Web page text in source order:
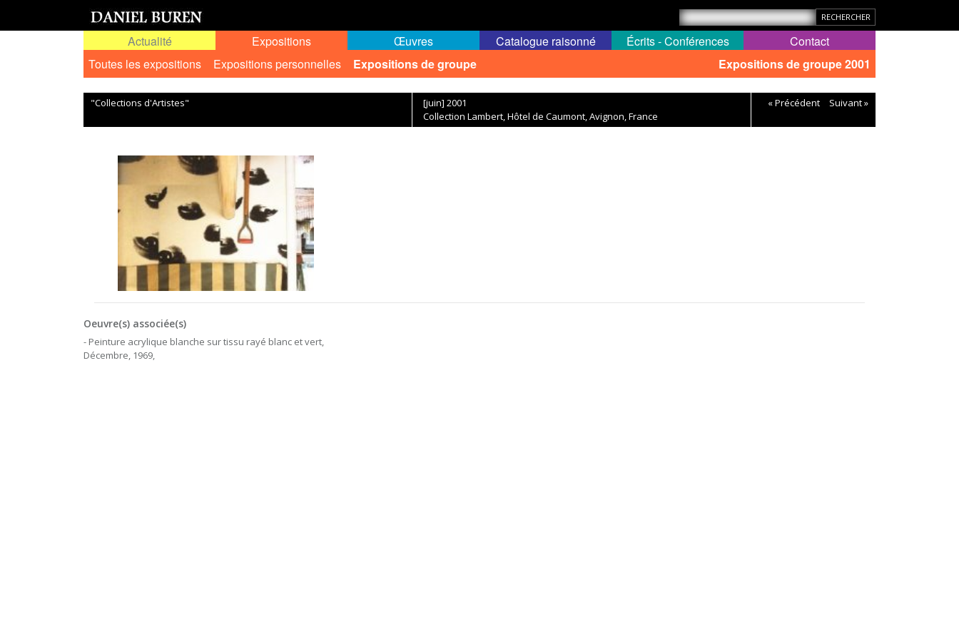
Actualité
Expositions
Toutes les expositions
Expositions personnelles Expositions de groupe Expositions de groupe 2001
Œuvres Catalogue raisonné Écrits - Conférences Contact
"Collections d'Artistes"
[juin] 2001
Collection Lambert, Hôtel de Caumont, Avignon, France
« Précédent Suivant »
Oeuvre(s) associée(s)
- Peinture acrylique blanche sur tissu rayé blanc et vert,
Décembre, 1969,